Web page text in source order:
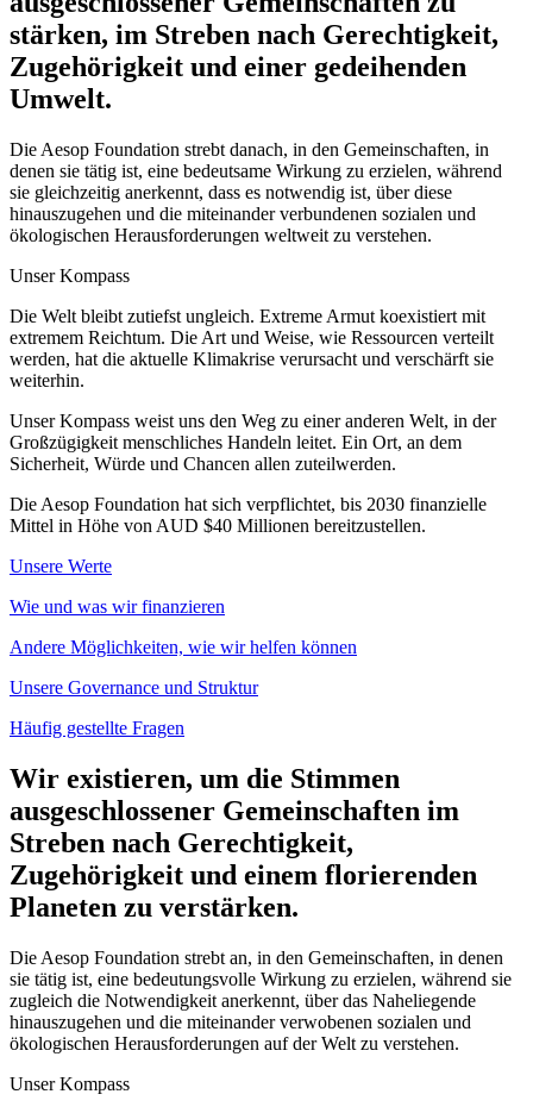
stärken, im Streben nach Gerechtigkeit,
Zugehörigkeit und einer gedeihenden
Umwelt.
Die Aesop Foundation strebt danach, in den Gemeinschaften, in
denen sie tätig ist, eine bedeutsame Wirkung zu erzielen, während
sie gleichzeitig anerkennt, dass es notwendig ist, über diese
hinauszugehen und die miteinander verbundenen sozialen und
ökologischen Herausforderungen weltweit zu verstehen.
Unser Kompass
Die Welt bleibt zutiefst ungleich. Extreme Armut koexistiert mit
extremem Reichtum. Die Art und Weise, wie Ressourcen verteilt
werden, hat die aktuelle Klimakrise verursacht und verschärft sie
weiterhin.
Unser Kompass weist uns den Weg zu einer anderen Welt, in der
Großzügigkeit menschliches Handeln leitet. Ein Ort, an dem
Sicherheit, Würde und Chancen allen zuteilwerden.
Die Aesop Foundation hat sich verpflichtet, bis 2030 finanzielle
Mittel in Höhe von AUD $40 Millionen bereitzustellen.
Unsere Werte
Wie und was wir finanzieren
Andere Möglichkeiten, wie wir helfen können
Unsere Governance und Struktur
Häufig gestellte Fragen
Wir existieren, um die Stimmen
ausgeschlossener Gemeinschaften im
Streben nach Gerechtigkeit,
Zugehörigkeit und einem florierenden
Planeten zu verstärken.
Die Aesop Foundation strebt an, in den Gemeinschaften, in denen
sie tätig ist, eine bedeutungsvolle Wirkung zu erzielen, während sie
zugleich die Notwendigkeit anerkennt, über das Naheliegende
hinauszugehen und die miteinander verwobenen sozialen und
ökologischen Herausforderungen auf der Welt zu verstehen.
Unser Kompass